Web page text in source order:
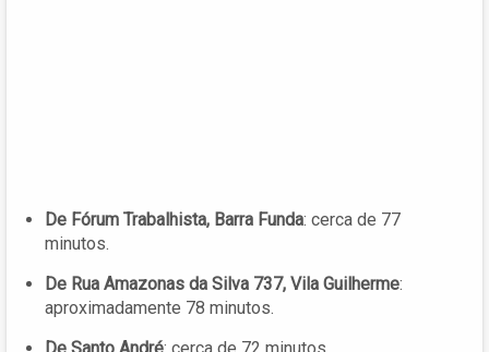
De Fórum Trabalhista, Barra Funda: cerca de 77
minutos.
De Rua Amazonas da Silva 737, Vila Guilherme:
aproximadamente 78 minutos.
De Santo André: cerca de 72 minutos.